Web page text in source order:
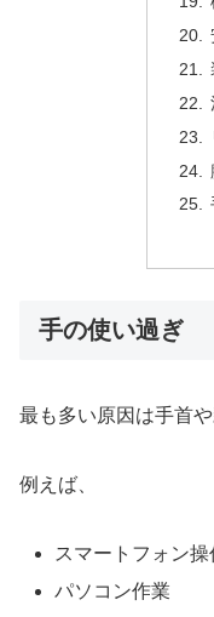
手の使い過ぎ
最も多い原因は手首
例えば、
スマートフォン操
パソコン作業